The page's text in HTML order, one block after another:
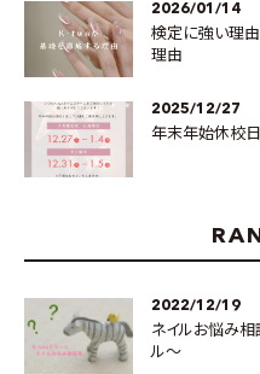
2026/01/14
検定に強い理由
理由
2025/12/27
年末年始休校
2022/12/19
ネイルお悩み
ル～